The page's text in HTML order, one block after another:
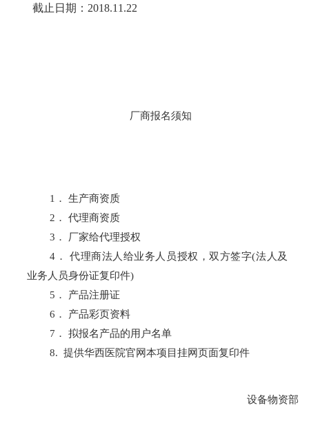
截止日期：2018.11.22
厂商报名须知
1 ． 生产商资质
2 ． 代理商资质
3 ． 厂家给代理授权
4 ． 代理商法人给业务人员授权，双方签字(法人及
业务人员身份证复印件)
5 ． 产品注册证
6 ． 产品彩页资料
7 ． 拟报名产品的用户名单
8.提供华西医院官网本项目挂网页面复印件
设备物资部